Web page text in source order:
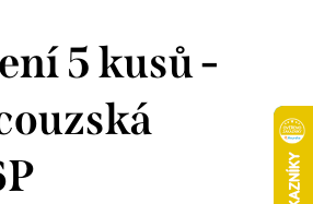
5 kusů -